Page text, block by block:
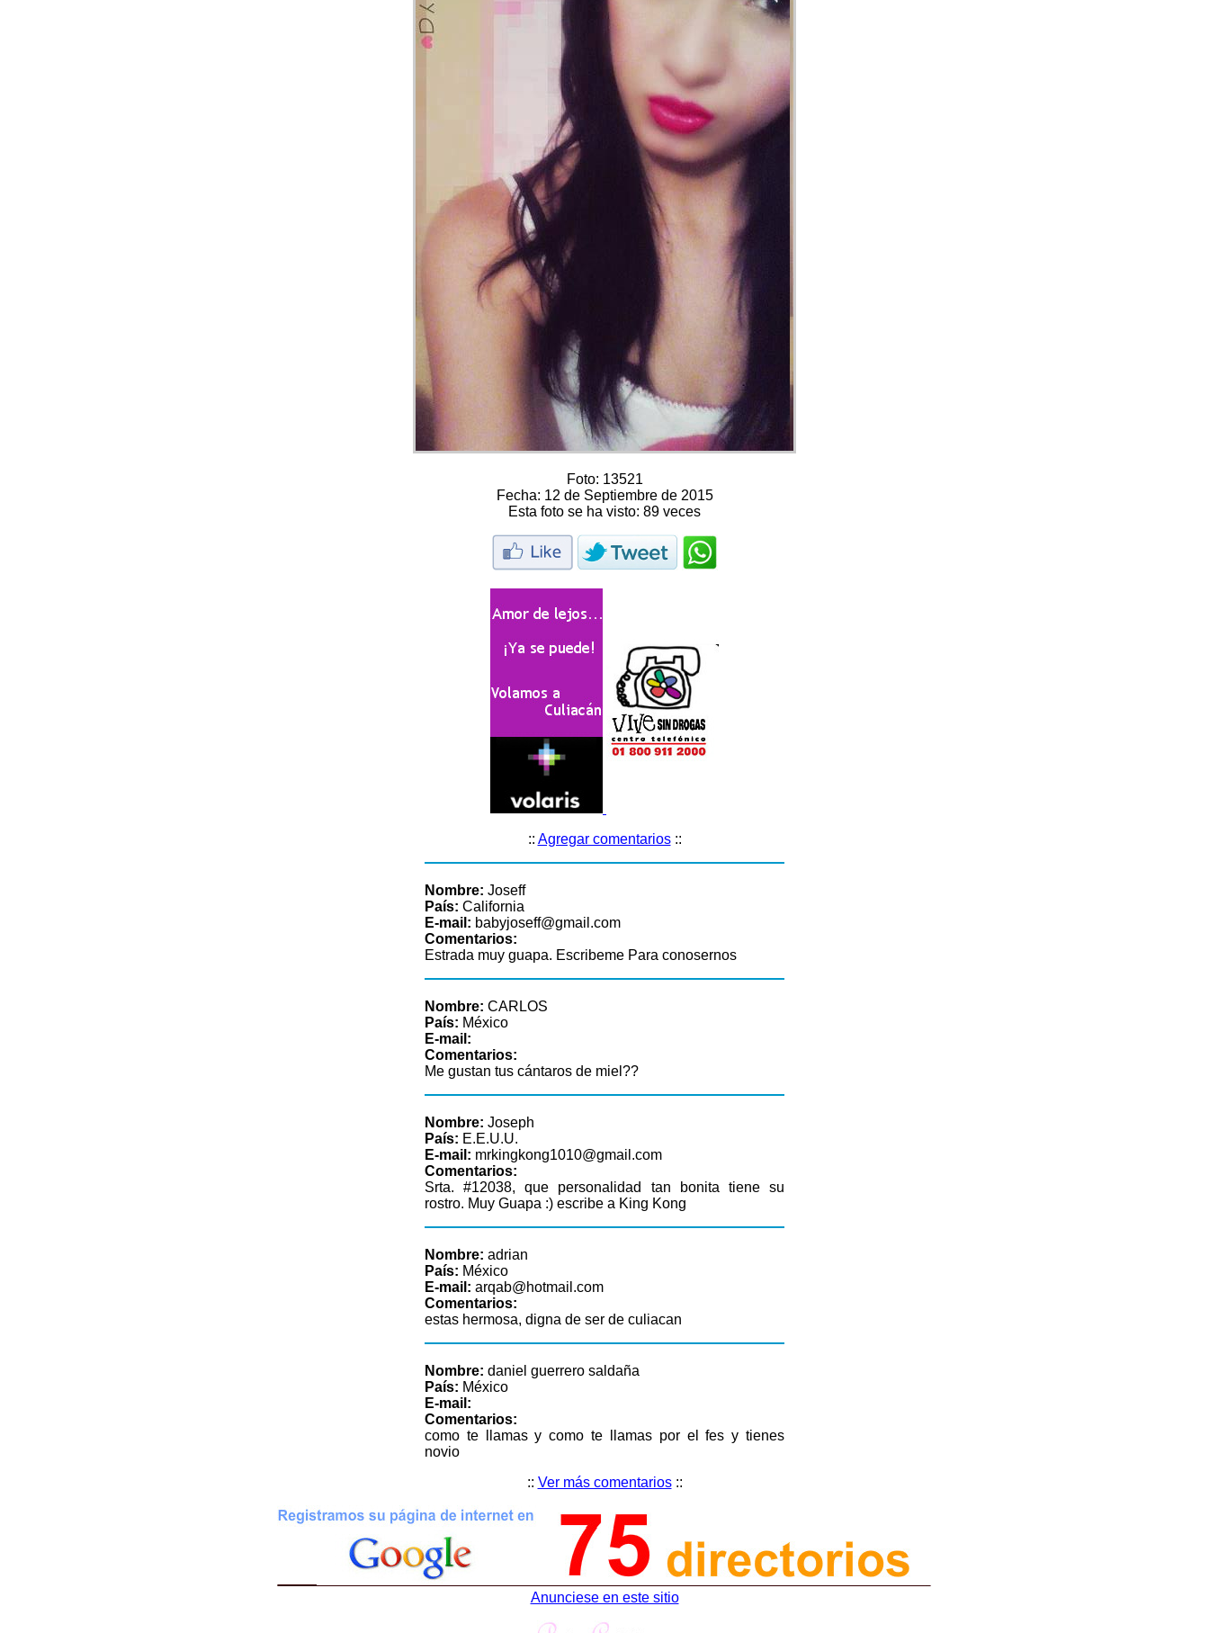
Foto: 13521
Fecha: 12 de Septiembre de 2015
Esta foto se ha visto: 89 veces
:: Agregar comentarios::
Nombre: Joseff
País: California
E-mail: babyjoseff@gmail.com
Comentarios:
Estrada muy guapa. Escribeme Para conosernos
Nombre: CARLOS
País: México
E-mail:
Comentarios:
Me gustan tus cántaros de miel??
Nombre: Joseph
País: E.E.U.U.
E-mail: mrkingkong1010@gmail.com
Comentarios:
Srta. #12038, que personalidad tan bonita tiene su
rostro. Muy Guapa :) escribe a King Kong
Nombre: adrian
País: México
E-mail: arqab@hotmail.com
Comentarios:
estas hermosa, digna de ser de culiacan
Nombre: daniel guerrero saldaña
País: México
E-mail:
Comentarios:
como te llamas y como te llamas por el fes y tienes
novio
:: Ver más comentarios::
Anunciese en este sitio